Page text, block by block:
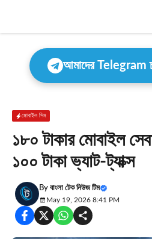
Menu
আমাদের Telegram
মোবাইল সিম
১৮০ টাকার মোবাইল
১০০ টাকা ভ্যাট-ট্যাক্স
By বাংলা টেক নিউজ টিম
May 19, 2026 8:41 PM